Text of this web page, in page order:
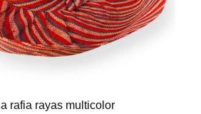
rafia rayas multicolor